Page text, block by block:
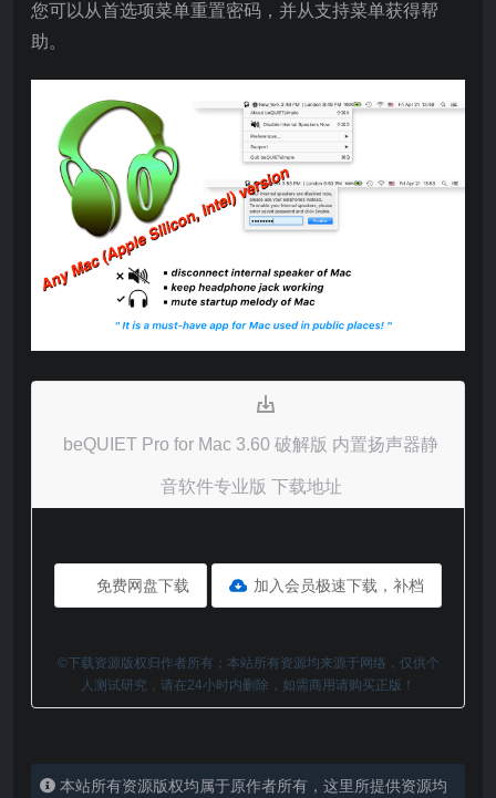
您可以从首选项菜单重置密码，并从支持菜单获得帮
助。
beQUIET Pro for Mac 3.60 破解版 内置扬声器静
音软件专业版 下载地址
免费网盘下载 加入会员极速下载，补档
©下载资源版权归作者所有；本站所有资源均来源于网络，仅供个
人测试研究，请在24小时内删除，如需商用请购买正版！
本站所有资源版权均属于原作者所有，这里所提供资源均